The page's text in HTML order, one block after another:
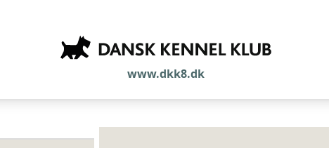
www.dkk8.dk